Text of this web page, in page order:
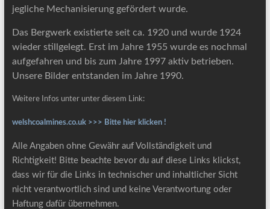
jegliche Mechanisierung gefördert wurde.
Das Bergwerk existierte seit ca. 1920 und wurde 1924
wieder stillgelegt. Erst im Jahre 1955 wurde es nochmal
aufgefahren und bis zum Jahre 1997 aktiv betrieben.
Unsere Bilder entstanden im Jahre 1990.
Weitere Infos unter unter diesem Link:
welshcoalmines.co.uk >>> Bitte hier klicken !
Alle Angaben ohne Gewähr auf Vollständigkeit und
Richtigkeit! Bitte beachte bevor du auf diese Links klickst,
dass wir für die Links in technischer und inhaltlicher Sicht
nicht verantwortlich sind und keine Verantwortung oder
Haftung dafür übernehmen.